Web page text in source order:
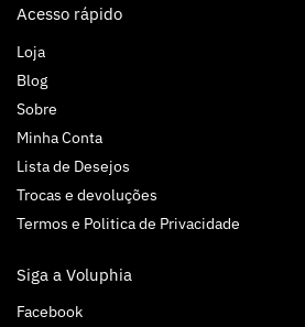
Acesso rápido
Loja
Blog
Sobre
Minha Conta
Lista de Desejos
Trocas e devoluções
Termos e Politica de Privacidade
Siga a Voluphia
Facebook